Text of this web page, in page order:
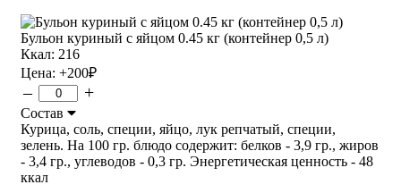
Бульон куриный с яйцом 0.45 кг (контейнер 0,5 л)
Ккал: 216
Цена: +200₽
– +
Состав
Курица, соль, специи, яйцо, лук репчатый, специи,
зелень. На 100 гр. блюдо содержит: белков - 3,9 гр., жиров
- 3,4 гр., углеводов - 0,3 гр. Энергетическая ценность - 48
ккал